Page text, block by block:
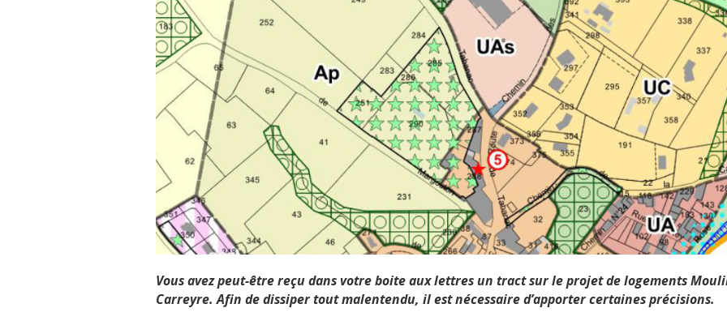
Vous avez peut-être reçu dans votre boite aux lettres un tract sur le projet de logements
Carreyre. Afin de dissiper tout malentendu, il est nécessaire d’apporter certaines précisions.